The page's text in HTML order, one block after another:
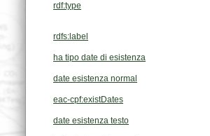
rdf:type
rdfs:label
ha tipo date di esistenza
date esistenza normal
eac-cpf:existDates
date esistenza testo